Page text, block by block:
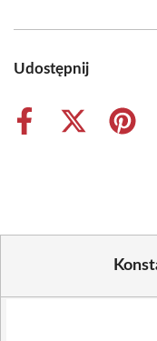
Udostępnij
Share
Share
Share